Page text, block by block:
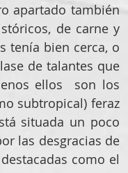
apartado también
de carne y
tenía bien cerca, o
de talantes que
ellos  son los
subtropical) feraz
situada un poco
las desgracias de